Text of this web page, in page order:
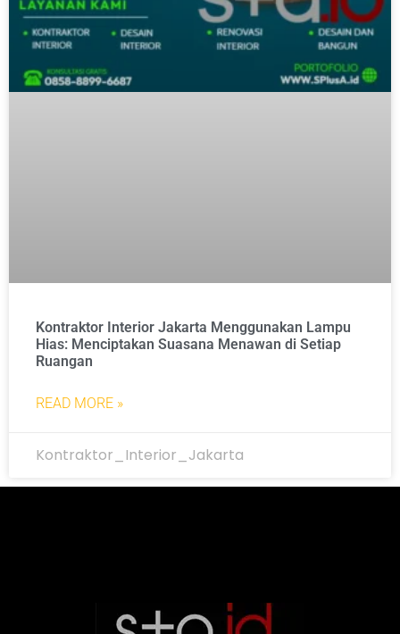
Kontraktor Interior Jakarta Menggunakan Lampu
Hias: Menciptakan Suasana Menawan di Setiap
Ruangan
READ MORE »
Kontraktor_Interior_Jakarta